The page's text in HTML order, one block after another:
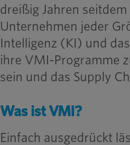
dreißig Jahren
Unternehmen jeder
Intelligenz (KI) und
ihre VMI-Programme
sein und das Supply
Was ist VMI?
Einfach ausgedrückt